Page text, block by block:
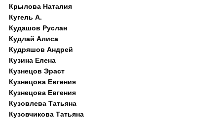
Крылова Наталия
Кугель А.
Кудашов Руслан
Кудлай Алиса
Кудряшов Андрей
Кузина Елена
Кузнецов Эраст
Кузнецова Евгения
Кузнецова Евгения
Кузовлева Татьяна
Кузовчикова Татьяна